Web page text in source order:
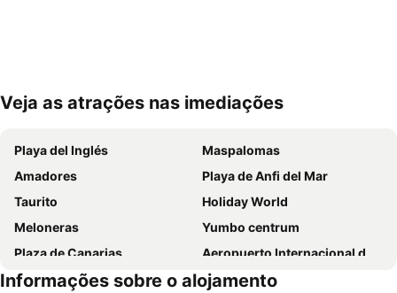
Ampliar mapa
Veja as atrações nas imediações
Playa del Inglés
Maspalomas
Amadores
Playa de Anfi del Mar
Taurito
Holiday World
Meloneras
Yumbo centrum
Plaza de Canarias
Aeropuerto Internacional de Gran Canaria
Gran Canaria Airport
As Canteras
Informações sobre o alojamento